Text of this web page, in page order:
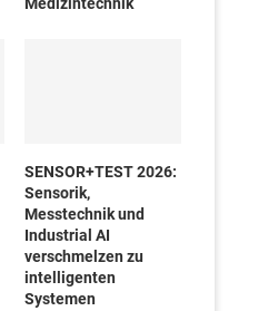
SENSOR+TEST 2026:
Sensorik,
Messtechnik und
Industrial AI
verschmelzen zu
intelligenten
Systemen